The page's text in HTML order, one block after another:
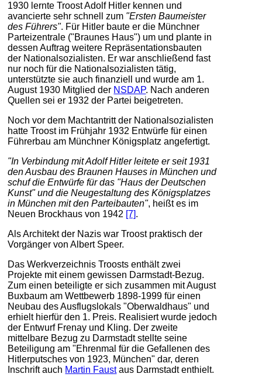
1930 lernte Troost Adolf Hitler kennen und
avancierte sehr schnell zum "Ersten Baumeister
des Führers". Für Hitler baute er die Münchner
Parteizentrale ("Braunes Haus") um und plante in
dessen Auftrag weitere Repräsentationsbauten
der Nationalsozialisten. Er war anschließend fast
nur noch für die Nationalsozialisten tätig,
unterstützte sie auch finanziell und wurde am 1.
August 1930 Mitglied der NSDAP. Nach anderen
Quellen sei er 1932 der Partei beigetreten.
Noch vor dem Machtantritt der Nationalsozialisten
hatte Troost im Frühjahr 1932 Entwürfe für einen
Führerbau am Münchner Königsplatz angefertigt.
"In Verbindung mit Adolf Hitler leitete er seit 1931
den Ausbau des Braunen Hauses in München und
schuf die Entwürfe für das "Haus der Deutschen
Kunst" und die Neugestaltung des Königsplatzes
in München mit den Parteibauten", heißt es im
Neuen Brockhaus von 1942 [7].
Als Architekt der Nazis war Troost praktisch der
Vorgänger von Albert Speer.
Das Werkverzeichnis Troosts enthält zwei
Projekte mit einem gewissen Darmstadt-Bezug.
Zum einen beteiligte er sich zusammen mit August
Buxbaum am Wettbewerb 1898-1999 für einen
Neubau des Ausflugslokals "Oberwaldhaus" und
erhielt hierfür den 1. Preis. Realisiert wurde jedoch
der Entwurf Frenay und Kling. Der zweite
mittelbare Bezug zu Darmstadt stellte seine
Beteiligung am "Ehrenmal für die Gefallenen des
Hitlerputsches von 1923, München" dar, deren
Inschrift auch Martin Faustaus Darmstadt enthielt.